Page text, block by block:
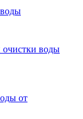
воды
от